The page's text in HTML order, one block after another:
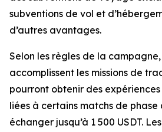
subventions de vol et
d’autres avantages.
Selon les règles de la
accomplissent les missions de
pourront obtenir des
liées à certains matchs de
échanger jusqu’à 1 500 USDT.